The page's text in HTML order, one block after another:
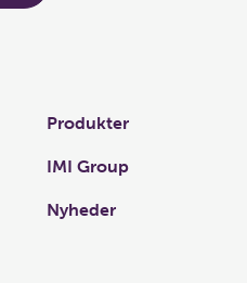
Produkter
IMI Group
Nyheder